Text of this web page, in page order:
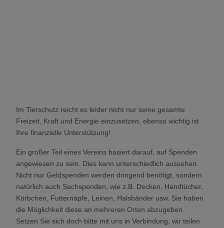
Im Tierschutz reicht es leider nicht nur seine gesamte
Freizeit, Kraft und Energie einzusetzen, ebenso wichtig ist
Ihre finanzielle Unterstützung!
Ein großer Teil eines Vereins basiert darauf, auf Spenden
angewiesen zu sein. Dies kann unterschiedlich aussehen.
Nicht nur Geldspenden werden dringend benötigt, sondern
natürlich auch Sachspenden, wie z.B. Decken, Handtücher,
Körbchen, Futternäpfe, Leinen, Halsbänder usw. Sie haben
die Möglichkeit diese an mehreren Orten abzugeben.
Setzen Sie sich doch bitte mit uns in Verbindung, wir teilen